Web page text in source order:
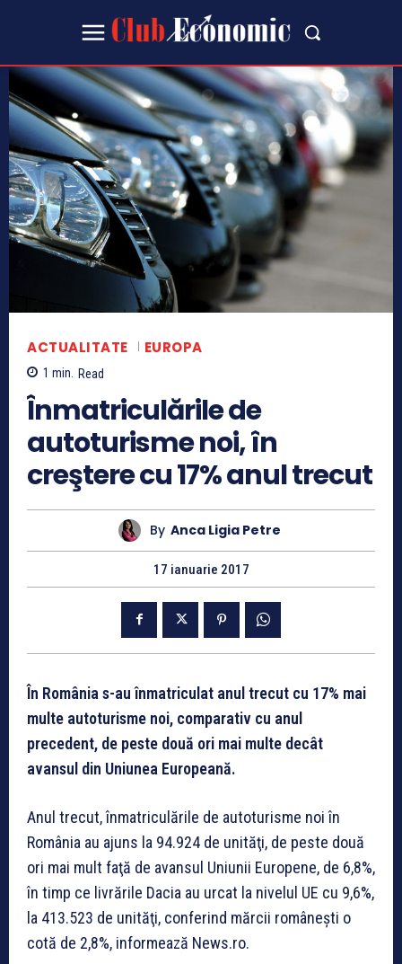
ACTUALITATE EUROPA
1 min. Read
Înmatriculările de
autoturisme noi, în
creştere cu 17% anul trecut
By Anca Ligia Petre
17 ianuarie 2017
În România s-au înmatriculat anul trecut cu 17% mai
multe autoturisme noi, comparativ cu anul
precedent, de peste două ori mai multe decât
avansul din Uniunea Europeană.
Anul trecut, înmatriculările de autoturisme noi în
România au ajuns la 94.924 de unităţi, de peste două
ori mai mult faţă de avansul Uniunii Europene, de 6,8%,
în timp ce livrările Dacia au urcat la nivelul UE cu 9,6%,
la 413.523 de unităţi, conferind mărcii româneşti o
cotă de 2,8%, informează News.ro.